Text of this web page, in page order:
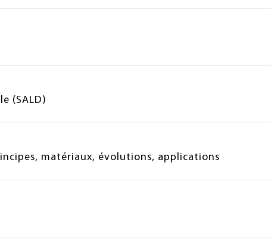
(SALD)
matériaux, évolutions, applications